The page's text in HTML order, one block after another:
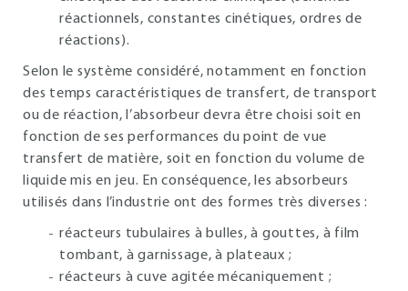
réactionnels, constantes cinétiques, ordres de
réactions).
Selon le système considéré, notamment en fonction
des temps caractéristiques de transfert, de transport
ou de réaction, l’absorbeur devra être choisi soit en
fonction de ses performances du point de vue
transfert de matière, soit en fonction du volume de
liquide mis en jeu. En conséquence, les absorbeurs
utilisés dans l’industrie ont des formes très diverses :
réacteurs tubulaires à bulles, à gouttes, à film
tombant, à garnissage, à plateaux ;
réacteurs à cuve agitée mécaniquement ;